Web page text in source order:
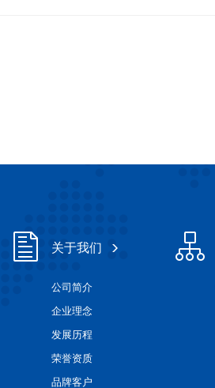
关于我们
公司简介
企业理念
发展历程
荣誉资质
品牌客户